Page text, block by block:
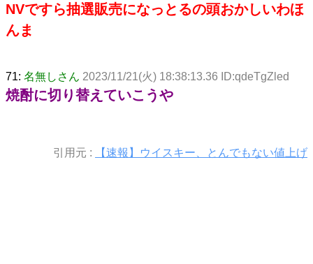
NVですら抽選販売になっとるの頭おかしいわほ
んま
71: 名無しさん 2023/11/21(火) 18:38:13.36 ID:qdeTgZled
焼酎に切り替えていこうや
引用元 : 【速報】ウイスキー、とんでもない値上げ